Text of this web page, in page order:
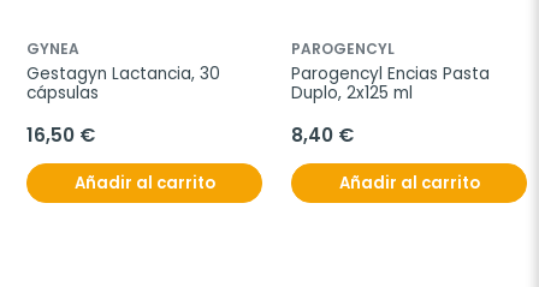
GYNEA
Gestagyn Lactancia, 30
cápsulas
16,50 €
Añadir al carrito
PAROGENCYL
Parogencyl Encias Pasta
Duplo, 2x125 ml
8,40 €
Añadir al carrito